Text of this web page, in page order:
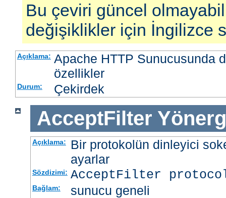
Bu çeviri güncel
değişiklikler için İngilizce
Açıklama: Apache HTTP Sunucusunda
özellikler
Durum: Çekirdek
AcceptFilter
Açıklama:
Bir protokolün dinleyici
ayarlar
Sözdizimi: AcceptFilter
Bağlam: sunucu geneli